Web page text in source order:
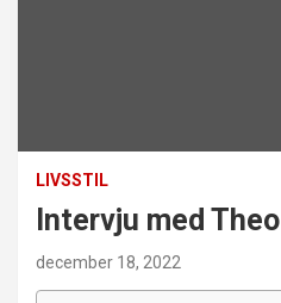
LIVSSTIL
Intervju med Theo
december 18, 2022